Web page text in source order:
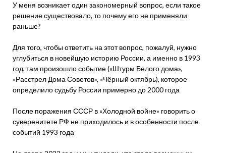
У меня возникает один закономерный вопрос, если такое
решение существовало, то почему его не применяли
раньше?
Для того, чтобы ответить на этот вопрос, пожалуй, нужно
углубиться в новейшую историю России, а именно в 1993
год, там произошло событие («Штурм Белого дома»,
«Расстрел Дома Советов», «Чёрный октябрь), которое
определило судьбу России примерно до 2000 года
После поражения СССР в «Холодной войне» говорить о
суверенитете РФ не приходилось и в особенности после
событий 1993 года